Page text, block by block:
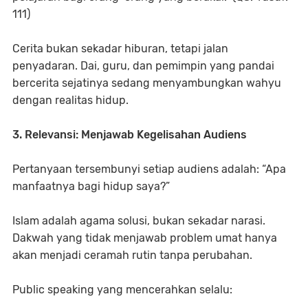
111)
Cerita bukan sekadar hiburan, tetapi jalan
penyadaran. Dai, guru, dan pemimpin yang pandai
bercerita sejatinya sedang menyambungkan wahyu
dengan realitas hidup.
3. Relevansi: Menjawab Kegelisahan Audiens
Pertanyaan tersembunyi setiap audiens adalah: “Apa
manfaatnya bagi hidup saya?”
Islam adalah agama solusi, bukan sekadar narasi.
Dakwah yang tidak menjawab problem umat hanya
akan menjadi ceramah rutin tanpa perubahan.
Public speaking yang mencerahkan selalu: